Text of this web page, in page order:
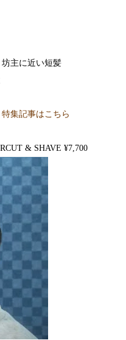
主に近い短髪
特集記事はこちら
& SHAVE ¥7,700